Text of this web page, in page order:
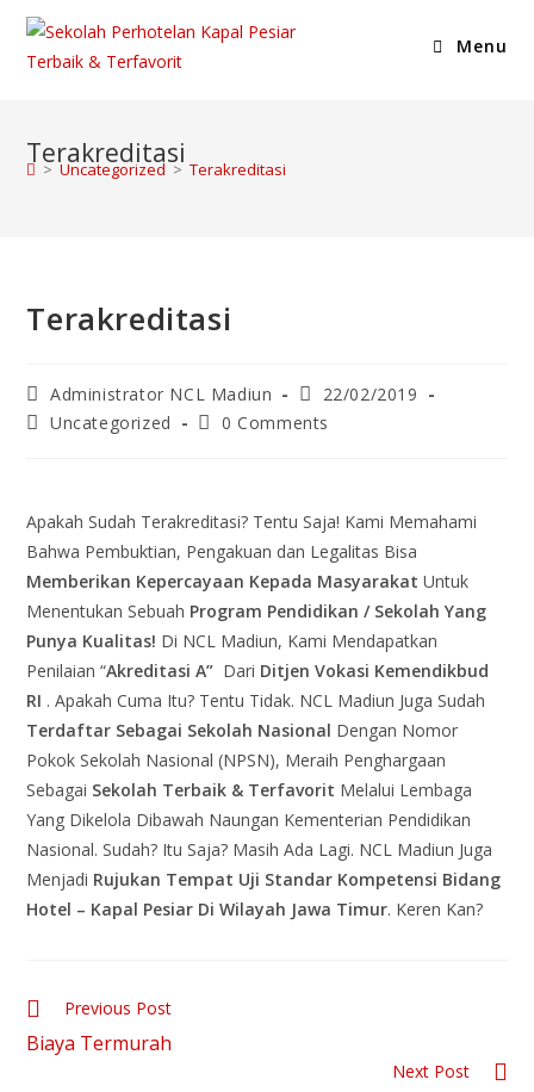
Menu
Terakreditasi
> Uncategorized > Terakreditasi
Terakreditasi
Administrator NCL Madiun
22/02/2019
Uncategorized
0 Comments
Apakah Sudah Terakreditasi? Tentu Saja! Kami Memahami
Bahwa Pembuktian, Pengakuan dan Legalitas Bisa
Memberikan Kepercayaan Kepada Masyarakat Untuk
Menentukan Sebuah Program Pendidikan / Sekolah Yang
Punya Kualitas! Di NCL Madiun, Kami Mendapatkan
Penilaian “Akreditasi A” Dari Ditjen Vokasi Kemendikbud
RI . Apakah Cuma Itu? Tentu Tidak. NCL Madiun Juga Sudah
Terdaftar Sebagai Sekolah Nasional Dengan Nomor
Pokok Sekolah Nasional (NPSN), Meraih Penghargaan
Sebagai Sekolah Terbaik & Terfavorit Melalui Lembaga
Yang Dikelola Dibawah Naungan Kementerian Pendidikan
Nasional. Sudah? Itu Saja? Masih Ada Lagi. NCL Madiun Juga
Menjadi Rujukan Tempat Uji Standar Kompetensi Bidang
Hotel – Kapal Pesiar Di Wilayah Jawa Timur. Keren Kan?
Previous Post
Biaya Termurah
Next Post